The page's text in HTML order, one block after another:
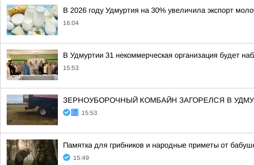
В 2026 году Удмуртия на 30% увеличила экспорт
16:04
В Удмуртии 31 некоммерческая организация будет
15:53
ЗЕРНОУБОРОЧНЫЙ КОМБАЙН ЗАГОРЕЛСЯ В
15:53
Памятка для грибников и народные приметы от
15:49